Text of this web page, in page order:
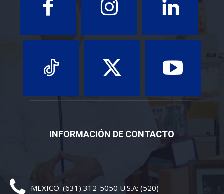
INFORMACIÓN DE CONTACTO
MEXICO: (631) 312-5050 U.S.A: (520)